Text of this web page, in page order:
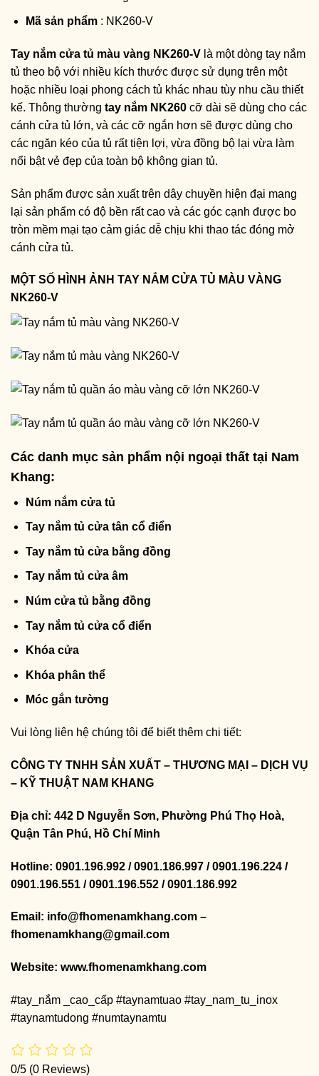
Mã sản phẩm: NK260-V
Tay nắm cửa tủ màu vàng NK260-V là một dòng tay nắm
tủ theo bộ với nhiều kích thước được sử dụng trên một
hoặc nhiều loại phong cách tủ khác nhau tùy nhu cầu thiết
kế. Thông thường tay nắm NK260 cỡ dài sẽ dùng cho các
cánh cửa tủ lớn, và các cỡ ngắn hơn sẽ được dùng cho
các ngăn kéo của tủ rất tiện lợi, vừa đồng bộ lại vừa làm
nổi bật vẻ đẹp của toàn bộ không gian tủ.
Sản phẩm được sản xuất trên dây chuyền hiện đại mang
lại sản phẩm có độ bền rất cao và các góc cạnh được bo
tròn mềm mại tạo cảm giác dễ chịu khi thao tác đóng mở
cánh cửa tủ.
MỘT SỐ HÌNH ẢNH TAY NẮM CỬA TỦ MÀU VÀNG
NK260-V
Các danh mục sản phẩm nội ngoại thất tại Nam
Khang:
Núm nắm cửa tủ
Tay nắm tủ cửa tân cổ điển
Tay nắm tủ cửa bằng đồng
Tay nắm tủ cửa âm
Núm cửa tủ bằng đồng
Tay nắm tủ cửa cổ điển
Khóa cửa
Khóa phân thể
Móc gắn tường
Vui lòng liên hệ chúng tôi để biết thêm chi tiết:
CÔNG TY TNHH SẢN XUẤT – THƯƠNG MẠI – DỊCH VỤ
– KỸ THUẬT NAM KHANG
Địa chỉ: 442 D Nguyễn Sơn, Phường Phú Thọ Hoà,
Quận Tân Phú, Hồ Chí Minh
Hotline: 0901.196.992 / 0901.186.997 / 0901.196.224 /
0901.196.551 / 0901.196.552 / 0901.186.992
Email: info@fhomenamkhang.com –
fhomenamkhang@gmail.com
Website: www.fhomenamkhang.com
#tay_nắm _cao_cấp #taynamtuao #tay_nam_tu_inox
#taynamtudong #numtaynamtu
0/5 (0 Reviews)